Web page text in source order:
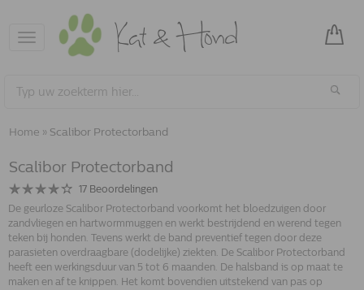
Toggle
navigation
Home » Scalibor Protectorband
Scalibor Protectorband
17 Beoordelingen
De geurloze Scalibor Protectorband voorkomt het bloedzuigen door
zandvliegen en hartwormmuggen en werkt bestrijdend en werend tegen
teken bij honden. Tevens werkt de band preventief tegen door deze
parasieten overdraagbare (dodelijke) ziekten. De Scalibor Protectorband
heeft een werkingsduur van 5 tot 6 maanden. De halsband is op maat te
maken en af te knippen. Het komt bovendien uitstekend van pas op